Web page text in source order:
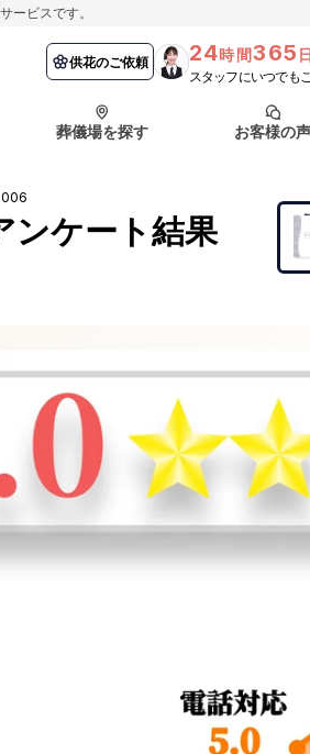
ービスです。
供花のご依頼 24時間365
スタッフにいつでも
納棺の儀とは？ 葬儀の
葬儀場を探す
埼玉県 千葉県
お客様の声
お客様の声 よくあ
供花のご依頼
納棺の儀とは？ 葬儀の
採用情報
埼玉県 千葉県
お客様の声 よくあ
供花のご依頼
ンケート結果